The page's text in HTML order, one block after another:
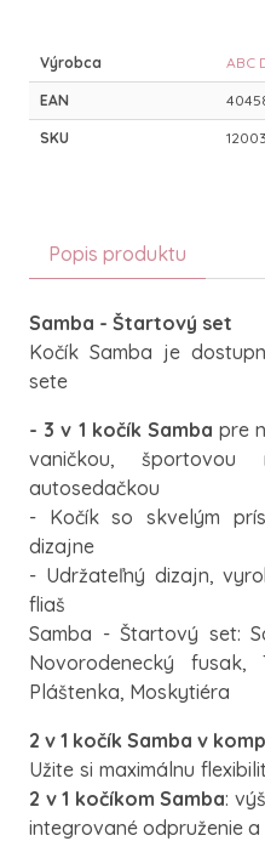
Výrobca ABC
EAN
SKU
Popis produktu
Samba - Štartový set
Kočík Samba je
sete
- 3 v 1 kočík Samba pre
vaničkou, športovou
autosedačkou
- Kočík so skvelým
dizajne
- Udržateľný dizajn,
fliaš
Samba - Štartový set:
Novorodenecký
Pláštenka, Moskytiéra
2 v 1 kočík Samba v
Užite si maximálnu
2 v 1 kočíkom Samba:
integrované odpruženie